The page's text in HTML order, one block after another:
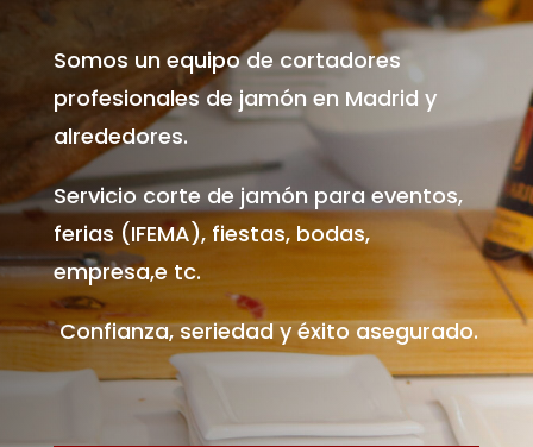
Somos un equipo de cortadores
profesionales de jamón en Madrid y
alrededores.
Servicio corte de jamón para eventos,
ferias (IFEMA), fiestas, bodas,
empresa,e tc.
Confianza, seriedad y éxito asegurado.